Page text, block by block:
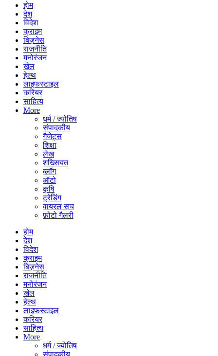
होम
देश
विदेश
क्राइम
बिज़नेस
राजनीति
मनोरंजन
खेल
हेल्थ
लाइफस्टाइल
करियर
साहित्य
More
धर्म / ज्योतिष
संपादकीय
गैजेट्स
शिक्षा
लेख
शख्सियत
ब्लॉग
ऑटो
कृषि
ट्रेडिंग
वायरल सच
फ़ोटो गैलरी
होम
देश
विदेश
क्राइम
बिज़नेस
राजनीति
मनोरंजन
खेल
हेल्थ
लाइफस्टाइल
करियर
साहित्य
More
धर्म / ज्योतिष
संपादकीय